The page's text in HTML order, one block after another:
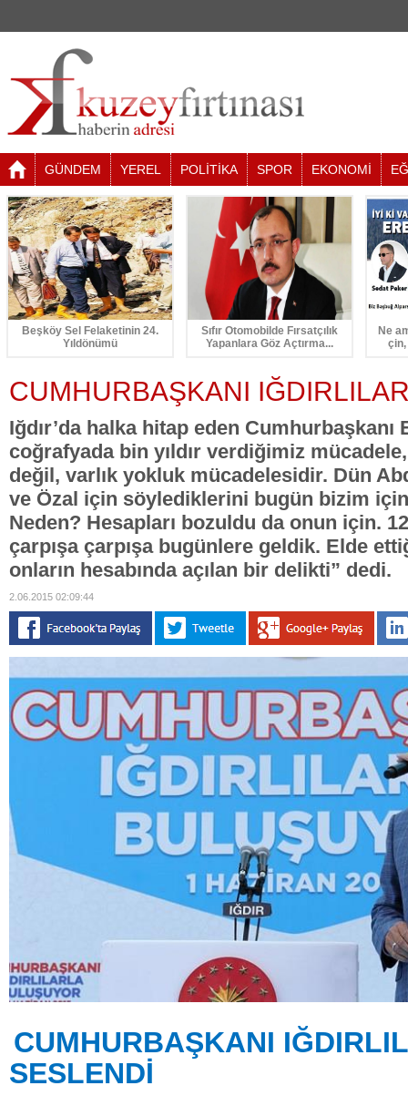
GÜNDEM YEREL POLİTİKA SPOR EKONOMİ
Beşköy Sel Felaketinin 24.
Yıldönümü
Sıfır Otomobilde Fırsatçılık
Yapanlara Göz Açtırma...
Ne
CUMHURBAŞKANI
Iğdır’da halka hitap eden
coğrafyada bin yıldır verdiğimiz
değil, varlık yokluk mücadelesidir. Dün
ve Özal için söylediklerini bugün bizim
Neden? Hesapları bozuldu da onun için.
çarpışa çarpışa bugünlere geldik. Elde
onların hesabında açılan bir delikti” dedi.
2.06.2015 02:09:44
CUMHURBAŞKANI
SESLENDİ